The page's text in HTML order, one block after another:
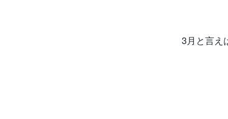
3月と言え